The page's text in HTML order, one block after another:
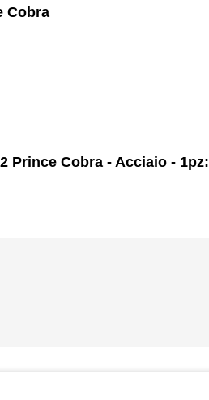
Cobra
Prince Cobra - Acciaio - 1pz: